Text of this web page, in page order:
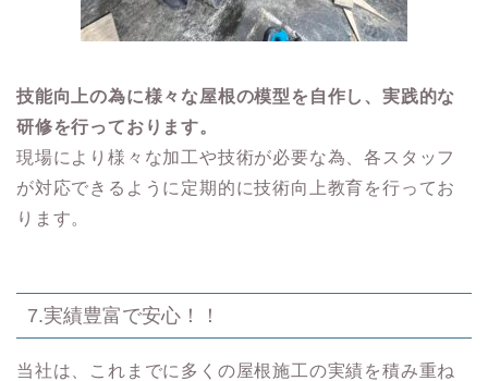
技能向上の為に様々な屋根の模型を自作し、実践的な
研修を行っております。
現場により様々な加工や技術が必要な為、各スタッフ
が対応できるように定期的に技術向上教育を行ってお
ります。
7.実績豊富で安心！！
当社は、これまでに多くの屋根施工の実績を積み重ね